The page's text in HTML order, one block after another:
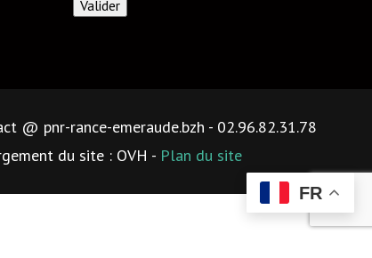
@ pnr-rance-emeraude.bzh - 02.96.82.31.78
du site : OVH - Plan du site
FR